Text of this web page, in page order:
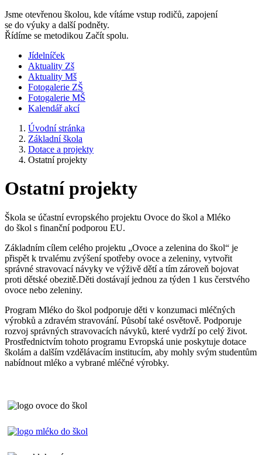
Jsme otevřenou školou, kde vítáme vstup rodičů, zapojení
se do výuky a další podněty.
Řídíme se metodikou Začít spolu.
Jídelníček
Aktuality Zš
Aktuality Mš
Fotogalerie ZŠ
Fotogalerie MŠ
Kalendář akcí
Úvodní stránka
Základní škola
Dotace a projekty
Ostatní projekty
Ostatní projekty
Škola se účastní evropského projektu Ovoce do škol a Mléko
do škol s finanční podporou EU.
Základním cílem celého projektu „Ovoce a zelenina do škol“ je
přispět k trvalému zvýšení spotřeby ovoce a zeleniny, vytvořit
správné stravovací návyky ve výživě dětí a tím zároveň bojovat
proti dětské obezitě.Děti dostávají jednou za týden 1 kus čerstvého
ovoce nebo zeleniny.
Program Mléko do škol podporuje děti v konzumaci mléčných
výrobků a zdravém stravování. Působí také osvětově. Podporuje
rozvoj správných stravovacích návyků, které vydrží po celý život.
Prostřednictvím tohoto programu Evropská unie poskytuje dotace
školám a dalším vzdělávacím institucím, aby mohly svým studentům
nabídnout mléko a vybrané mléčné výrobky.